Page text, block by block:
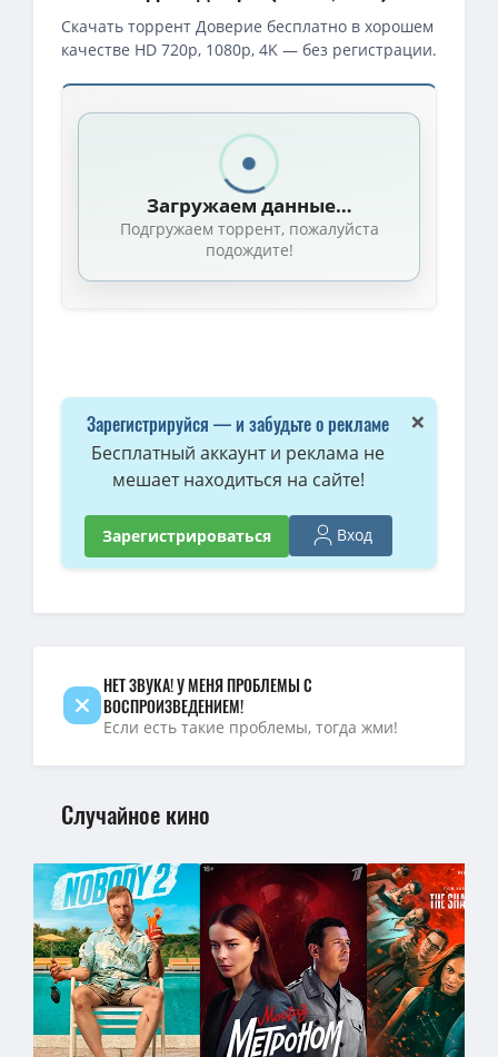
Скачать торрент Доверие бесплатно в хорошем
качестве HD 720p, 1080p, 4K — без регистрации.
Скачать торрент — Доверие / Trust (2025)
1080p — Доверие / Trust [ONA] [JAP+Sub] [2025, приключения,
Доверие / Trust (2025) WEB-DLRip | D | Dragon Studio
1080p — Доверие / Trust (2025) Telecine [H.264/1080p] [MVO]
Доверие / Trust (2025) Telecine [MVO] [AD] (1.37 GB)
Загружаем данные…
Подгружаем торрент, пожалуйста
подождите!
×
Зарегистрируйся — и забудьте о рекламе
Бесплатный аккаунт и реклама не
мешает находиться на сайте!
Зарегистрироваться Вход
НЕТ ЗВУКА! У МЕНЯ ПРОБЛЕМЫ С
ВОСПРОИЗВЕДЕНИЕМ!
Если есть такие проблемы, тогда жми!
Случайное кино